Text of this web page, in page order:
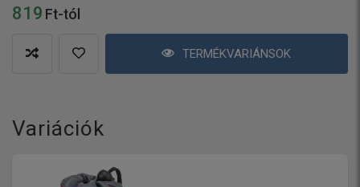
819 Ft-tól
TERMÉKVARIÁNSOK
Variációk